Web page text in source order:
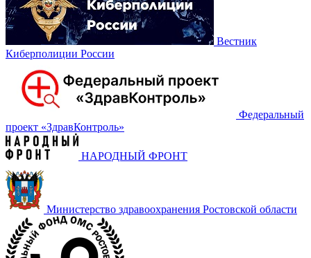
Вестник
Киберполиции России
Федеральный
проект «‎ЗдравКонтроль»
НАРОДНЫЙ ФРОНТ
Министерство здравоохранения Ростовской области